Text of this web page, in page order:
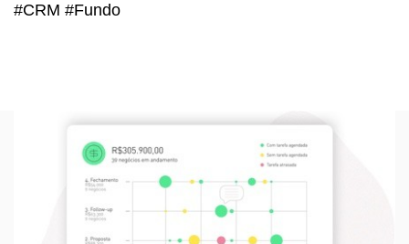
#CRM #Fundo